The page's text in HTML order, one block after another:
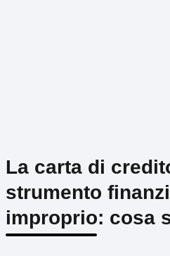
La carta di
strumento
improprio: cosa